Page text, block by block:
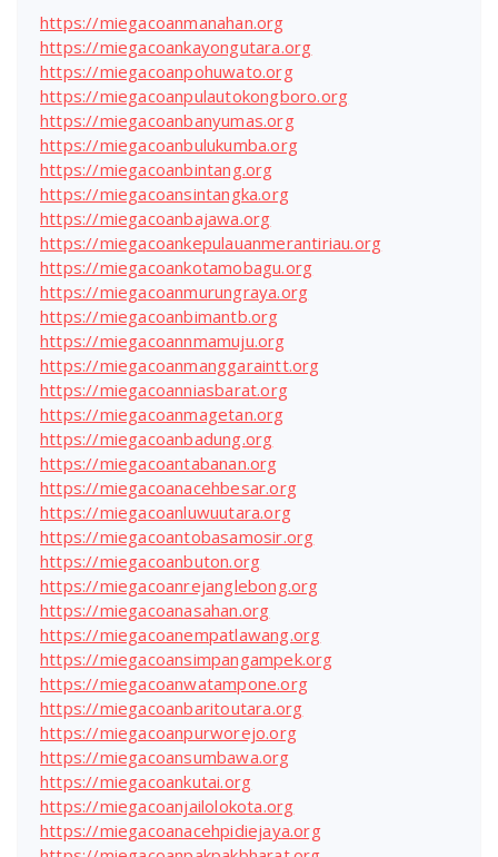
https://miegacoanmanahan.org
https://miegacoankayongutara.org
https://miegacoanpohuwato.org
https://miegacoanpulautokongboro.org
https://miegacoanbanyumas.org
https://miegacoanbulukumba.org
https://miegacoanbintang.org
https://miegacoansintangka.org
https://miegacoanbajawa.org
https://miegacoankepulauanmerantiriau.org
https://miegacoankotamobagu.org
https://miegacoanmurungraya.org
https://miegacoanbimantb.org
https://miegacoannmamuju.org
https://miegacoanmanggaraintt.org
https://miegacoanniasbarat.org
https://miegacoanmagetan.org
https://miegacoanbadung.org
https://miegacoantabanan.org
https://miegacoanacehbesar.org
https://miegacoanluwuutara.org
https://miegacoantobasamosir.org
https://miegacoanbuton.org
https://miegacoanrejanglebong.org
https://miegacoanasahan.org
https://miegacoanempatlawang.org
https://miegacoansimpangampek.org
https://miegacoanwatampone.org
https://miegacoanbaritoutara.org
https://miegacoanpurworejo.org
https://miegacoansumbawa.org
https://miegacoankutai.org
https://miegacoanjailolokota.org
https://miegacoanacehpidiejaya.org